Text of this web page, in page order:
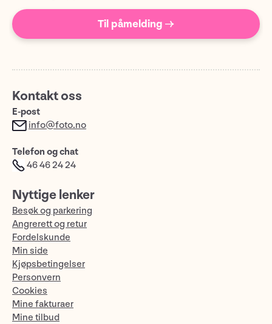
Til påmelding →
Kontakt oss
E-post
info@foto.no
Telefon og chat
46 46 24 24
Nyttige lenker
Besøk og parkering
Angrerett og retur
Fordelskunde
Min side
Kjøpsbetingelser
Personvern
Cookies
Mine fakturaer
Mine tilbud